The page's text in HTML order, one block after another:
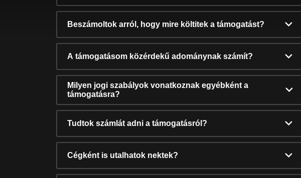
Beszámoltok arról, hogy mire költitek a támogatást?
A támogatásom közérdekű adománynak számít?
Milyen jogi szabályok vonatkoznak egyébként a
támogatásra?
Tudtok számlát adni a támogatásról?
Cégként is utalhatok nektek?